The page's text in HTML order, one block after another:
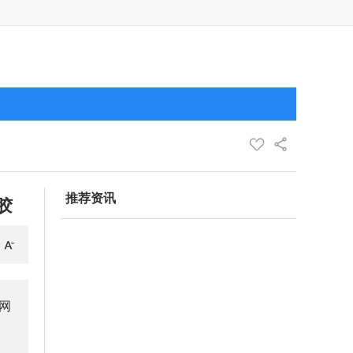
推荐资讯